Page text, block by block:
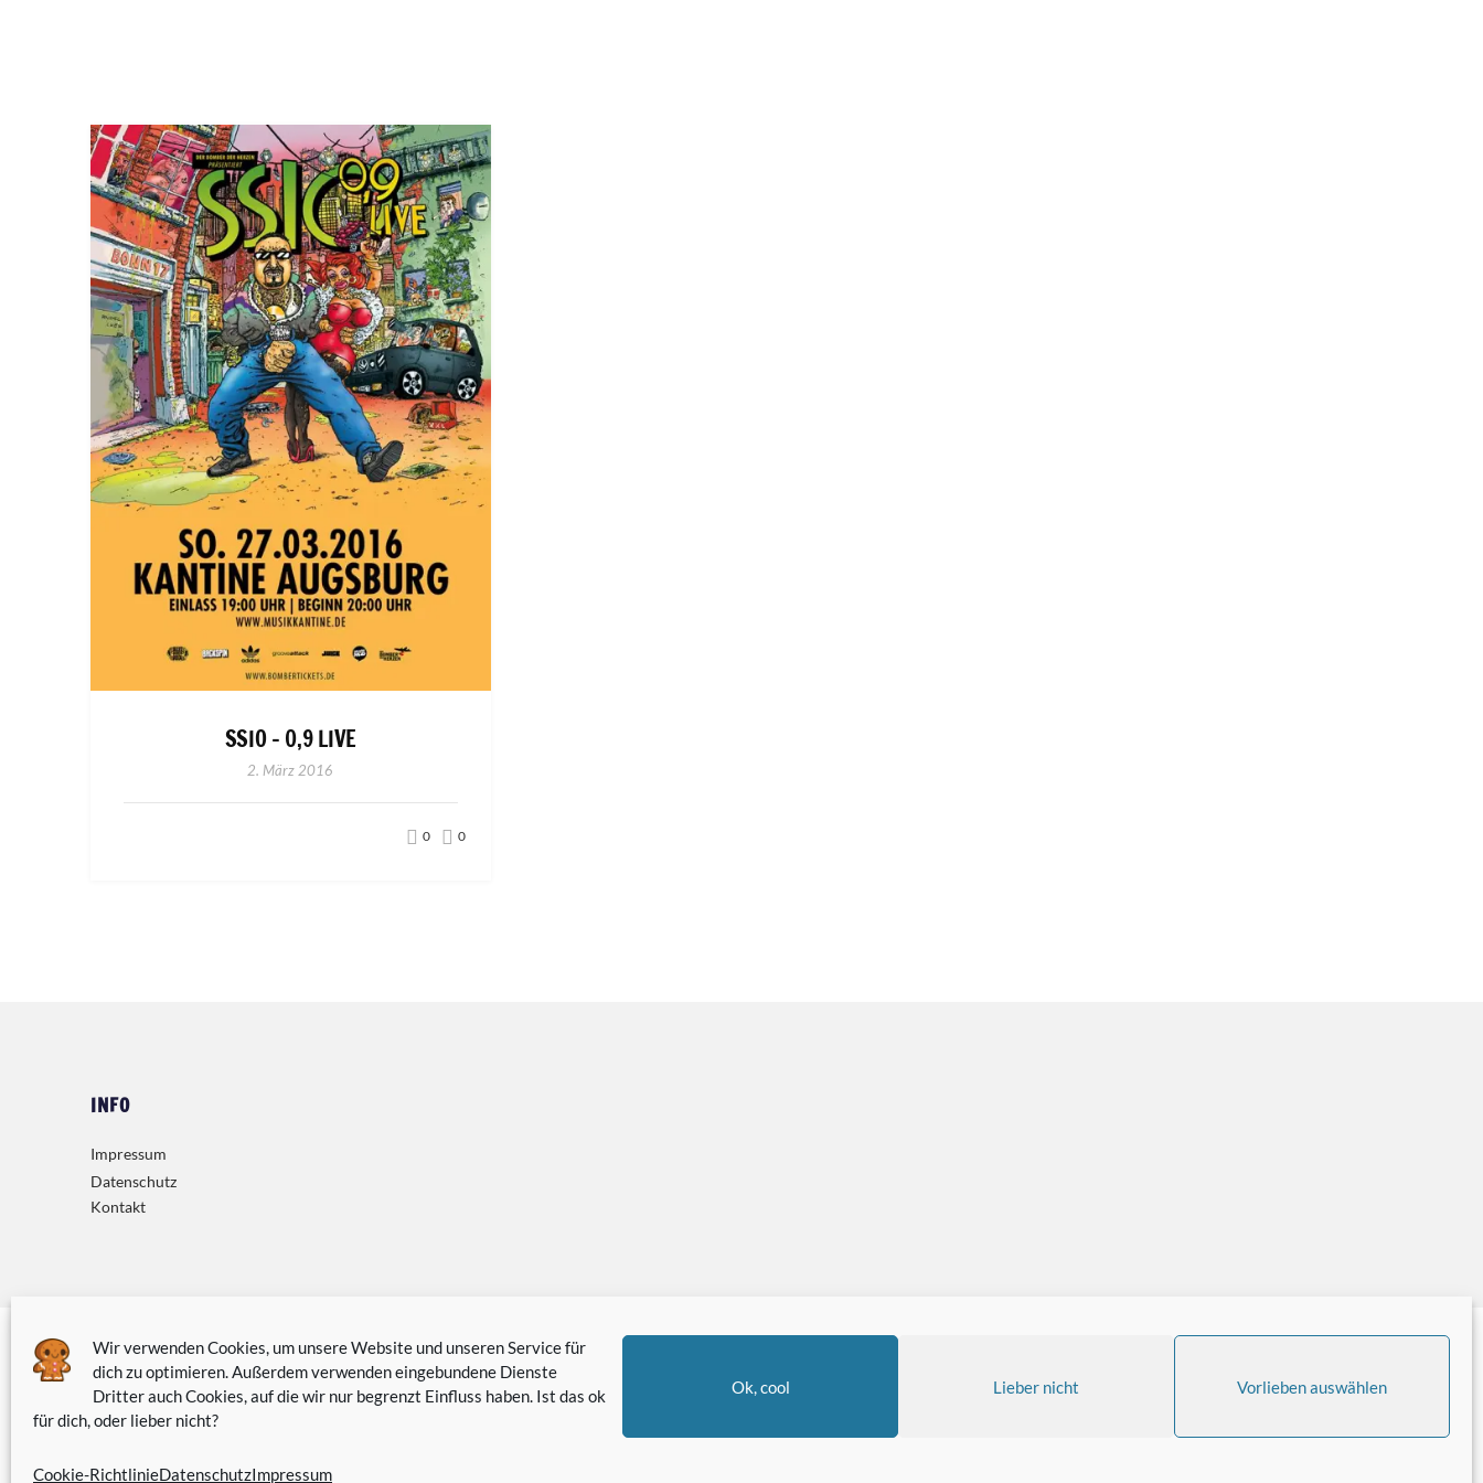
Wir verwenden Cookies, um unsere Website und unseren Service für
dich zu optimieren. Außerdem verwenden eingebundene Dienste
Dritter auch Cookies, auf die wir nur begrenzt Einfluss haben. Ist das ok
für dich, oder lieber nicht?
Ok, cool Lieber nicht Vorlieben auswählen
Cookie-RichtlinieDatenschutzImpressum
SSIO – 0,9 LIVE
2. März 2016
0 0
INFO
Impressum
Datenschutz
Kontakt